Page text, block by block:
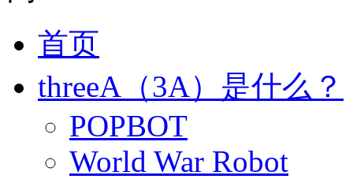
首页
threeA（3A）是什么？
POPBOT
World War Robot